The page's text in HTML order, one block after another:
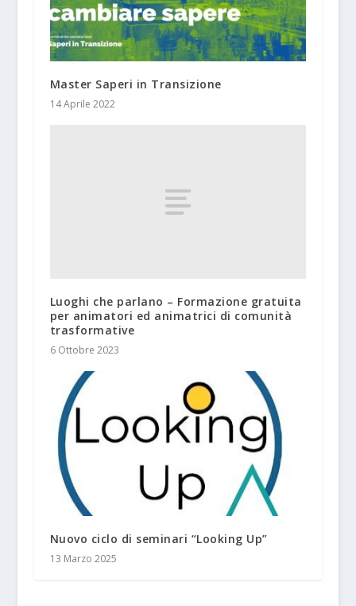
Master Saperi in Transizione
14 Aprile 2022
Luoghi che parlano – Formazione gratuita
per animatori ed animatrici di comunità
trasformative
6 Ottobre 2023
Nuovo ciclo di seminari “Looking Up”
13 Marzo 2025